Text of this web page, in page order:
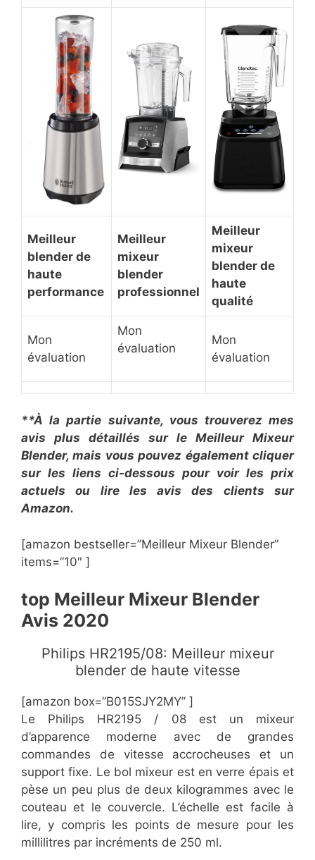
Meilleur
blender de
haute
performance
Meilleur
mixeur
blender
professionnel
Meilleur
mixeur
blender de
haute
qualité
Mon
évaluation
Mon
évaluation
Mon
évaluation
**À la partie suivante, vous trouverez mes
avis plus détaillés sur le Meilleur Mixeur
Blender, mais vous pouvez également cliquer
sur les liens ci-dessous pour voir les prix
actuels ou lire les avis des clients sur
Amazon.
[amazon bestseller=”Meilleur Mixeur Blender”
items=”10″ ]
top Meilleur Mixeur Blender
Avis 2020
Philips HR2195/08: Meilleur mixeur
blender de haute vitesse
[amazon box=”B015SJY2MY” ]
Le Philips HR2195 / 08 est un mixeur
d’apparence moderne avec de grandes
commandes de vitesse accrocheuses et un
support fixe. Le bol mixeur est en verre épais et
pèse un peu plus de deux kilogrammes avec le
couteau et le couvercle. L’échelle est facile à
lire, y compris les points de mesure pour les
millilitres par incréments de 250 ml.